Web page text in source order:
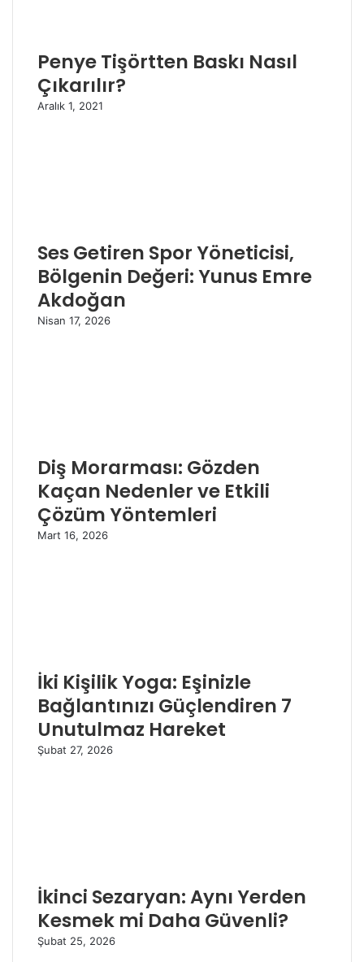
Penye Tişörtten Baskı Nasıl
Çıkarılır?
Aralık 1, 2021
Ses Getiren Spor Yöneticisi,
Bölgenin Değeri: Yunus Emre
Akdoğan
Nisan 17, 2026
Diş Morarması: Gözden
Kaçan Nedenler ve Etkili
Çözüm Yöntemleri
Mart 16, 2026
İki Kişilik Yoga: Eşinizle
Bağlantınızı Güçlendiren 7
Unutulmaz Hareket
Şubat 27, 2026
İkinci Sezaryan: Aynı Yerden
Kesmek mi Daha Güvenli?
Şubat 25, 2026